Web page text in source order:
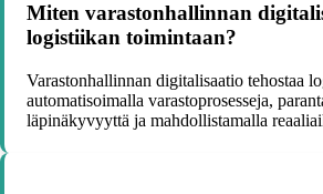
Miten varastonhallinnan
logistiikan toimintaan?
Varastonhallinnan digitalisaatio tehostaa
automatisoimalla varastoprosesseja,
läpinäkyvyyttä ja mahdollistamalla